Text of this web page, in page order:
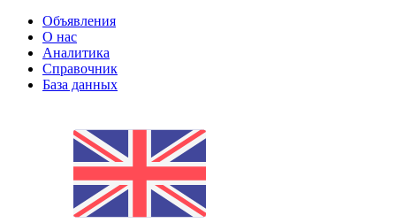
Объявления
О нас
Аналитика
Справочник
База данных